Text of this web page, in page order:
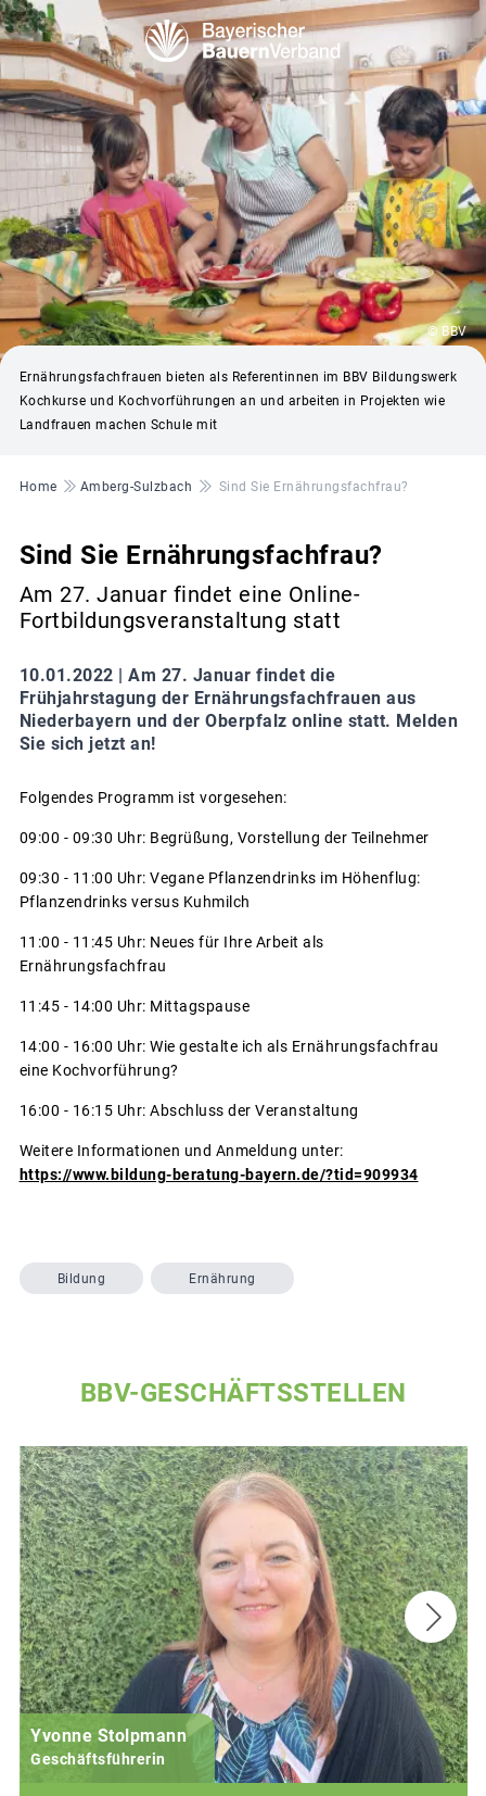
© BBV
Ernährungsfachfrauen bieten als Referentinnen im BBV Bildungswerk
Kochkurse und Kochvorführungen an und arbeiten in Projekten wie
Landfrauen machen Schule mit
Pfadnavigation
Home Amberg-Sulzbach Sind Sie Ernährungsfachfrau?
Sind Sie Ernährungsfachfrau?
Am 27. Januar findet eine Online-
Fortbildungsveranstaltung statt
10.01.2022 | Am 27. Januar findet die
Frühjahrstagung der Ernährungsfachfrauen aus
Niederbayern und der Oberpfalz online statt. Melden
Sie sich jetzt an!
Folgendes Programm ist vorgesehen:
09:00 - 09:30 Uhr: Begrüßung, Vorstellung der Teilnehmer
09:30 - 11:00 Uhr: Vegane Pflanzendrinks im Höhenflug:
Pflanzendrinks versus Kuhmilch
11:00 - 11:45 Uhr: Neues für Ihre Arbeit als
Ernährungsfachfrau
11:45 - 14:00 Uhr: Mittagspause
14:00 - 16:00 Uhr: Wie gestalte ich als Ernährungsfachfrau
eine Kochvorführung?
16:00 - 16:15 Uhr: Abschluss der Veranstaltung
Weitere Informationen und Anmeldung unter:
https://www.bildung-beratung-bayern.de/?tid=909934
Bildung Ernährung
BBV-GESCHÄFTSSTELLEN
Yvonne Stolpmann
Geschäftsführerin